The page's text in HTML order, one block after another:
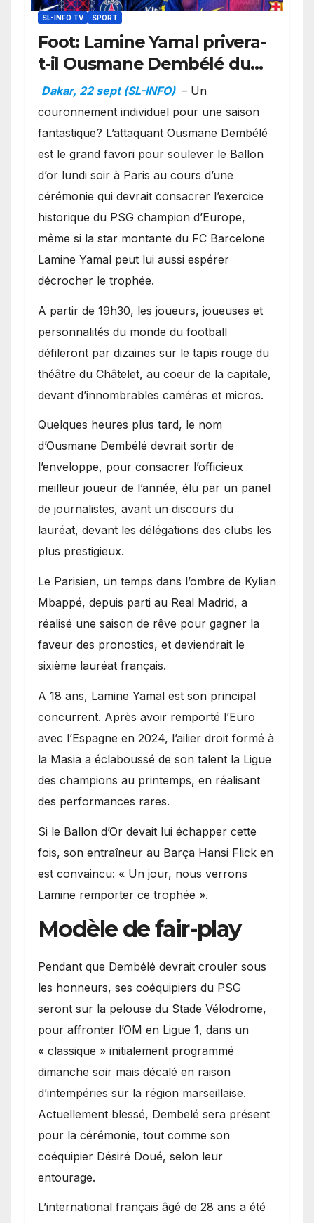
SL-INFO TV SPORT
Foot: Lamine Yamal privera-
t-il Ousmane Dembélé du
Ballon d’or ?
Dakar, 22 sept (SL-INFO) – Un
couronnement individuel pour une saison
fantastique? L’attaquant Ousmane Dembélé
est le grand favori pour soulever le Ballon
d’or lundi soir à Paris au cours d’une
cérémonie qui devrait consacrer l’exercice
historique du PSG champion d’Europe,
même si la star montante du FC Barcelone
Lamine Yamal peut lui aussi espérer
décrocher le trophée.
A partir de 19h30, les joueurs, joueuses et
personnalités du monde du football
défileront par dizaines sur le tapis rouge du
théâtre du Châtelet, au coeur de la capitale,
devant d’innombrables caméras et micros.
Quelques heures plus tard, le nom
d’Ousmane Dembélé devrait sortir de
l’enveloppe, pour consacrer l’officieux
meilleur joueur de l’année, élu par un panel
de journalistes, avant un discours du
lauréat, devant les délégations des clubs les
plus prestigieux.
Le Parisien, un temps dans l’ombre de Kylian
Mbappé, depuis parti au Real Madrid, a
réalisé une saison de rêve pour gagner la
faveur des pronostics, et deviendrait le
sixième lauréat français.
A 18 ans, Lamine Yamal est son principal
concurrent. Après avoir remporté l’Euro
avec l’Espagne en 2024, l’ailier droit formé à
la Masia a éclaboussé de son talent la Ligue
des champions au printemps, en réalisant
des performances rares.
Si le Ballon d’Or devait lui échapper cette
fois, son entraîneur au Barça Hansi Flick en
est convaincu: « Un jour, nous verrons
Lamine remporter ce trophée ».
Modèle de fair-play
Pendant que Dembélé devrait crouler sous
les honneurs, ses coéquipiers du PSG
seront sur la pelouse du Stade Vélodrome,
pour affronter l’OM en Ligue 1, dans un
« classique » initialement programmé
dimanche soir mais décalé en raison
d’intempéries sur la région marseillaise.
Actuellement blessé, Dembelé sera présent
pour la cérémonie, tout comme son
coéquipier Désiré Doué, selon leur
entourage.
L’international français âgé de 28 ans a été